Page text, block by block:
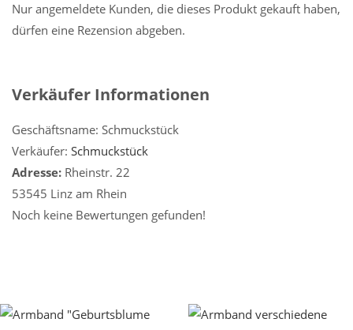
Nur angemeldete Kunden, die dieses Produkt gekauft haben,
dürfen eine Rezension abgeben.
Verkäufer Informationen
Geschäftsname: Schmuckstück
Verkäufer: Schmuckstück
Adresse: Rheinstr. 22
53545 Linz am Rhein
Noch keine Bewertungen gefunden!